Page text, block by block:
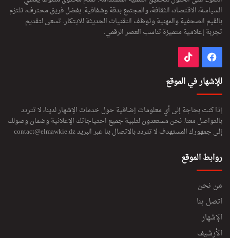
السياسة، الاقتصاد، الثقافة، والمجتمع بدقة وشفافية. بفضل فريق محترف، تلتزم
بالقيم الصحفية والمهنية وتوظف التقنيات الحديثة للابتكار. تسعى لتقديم
تجربة إعلامية متميزة تناسب العصر الرقمي.
فيسبوك
للإشهار في الموقع
إذا كنت بحاجة إلى أي معلومات إضافية حول خدمات الإشهار لدينا، لا تتردد
بالتواصل معنا. نحن مستعدون لتلبية جميع احتياجاتك الإعلانية وضمان وصولك
إلى جمهورك المستهدف لا تتردد بالاتصال بنا عبر البريدcontact@elmawkie.dz
روابط الموقع
من نحن
اتصل بنا
الإشهار
الأرشيف